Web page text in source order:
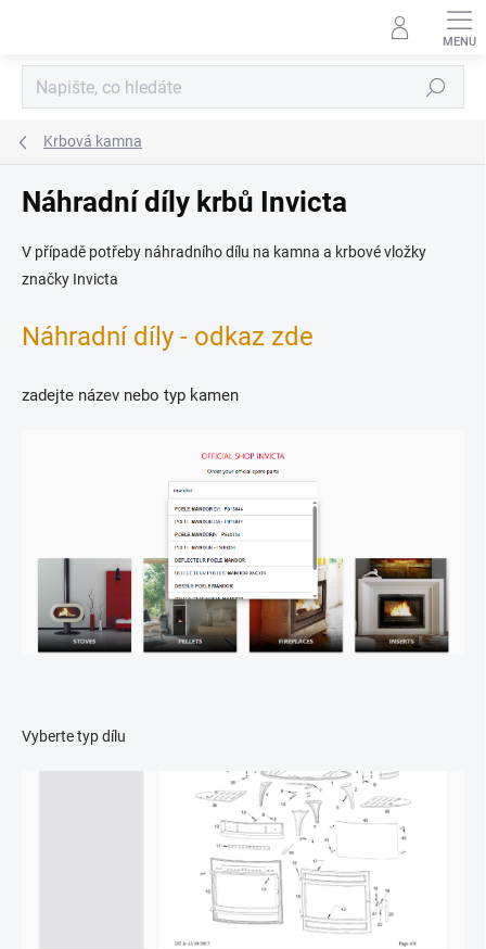
Hledat
Krbová kamna
Náhradní díly krbů Invicta
V případě potřeby náhradního dílu na kamna a krbové vložky
značky Invicta
Náhradní díly - odkaz zde
zadejte název nebo typ kamen
Vyberte typ dílu